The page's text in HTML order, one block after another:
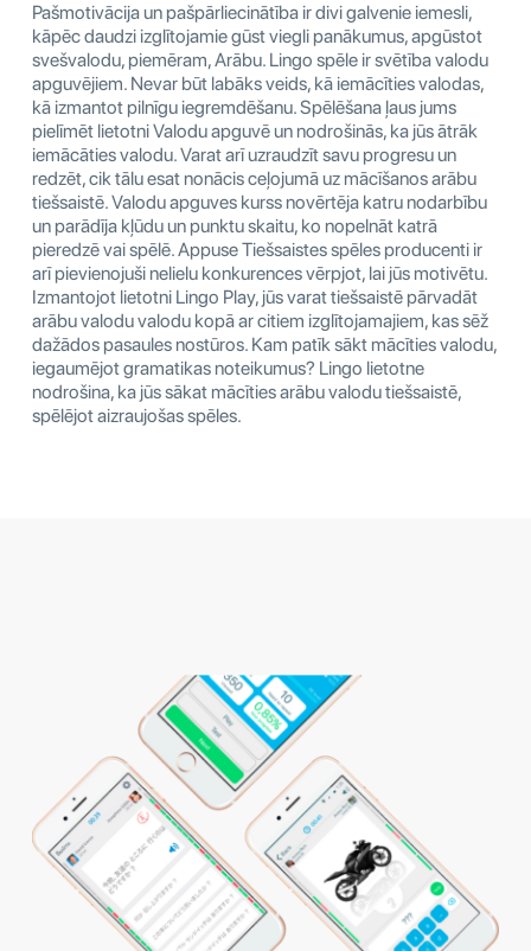
Pašmotivācija un pašpārliecinātība ir divi galvenie iemesli,
kāpēc daudzi izglītojamie gūst viegli panākumus, apgūstot
svešvalodu, piemēram, Arābu. Lingo spēle ir svētība valodu
apguvējiem. Nevar būt labāks veids, kā iemācīties valodas,
kā izmantot pilnīgu iegremdēšanu. Spēlēšana ļaus jums
pielīmēt lietotni Valodu apguvē un nodrošinās, ka jūs ātrāk
iemācāties valodu. Varat arī uzraudzīt savu progresu un
redzēt, cik tālu esat nonācis ceļojumā uz mācīšanos arābu
tiešsaistē. Valodu apguves kurss novērtēja katru nodarbību
un parādīja kļūdu un punktu skaitu, ko nopelnāt katrā
pieredzē vai spēlē. Appuse Tiešsaistes spēles producenti ir
arī pievienojuši nelielu konkurences vērpjot, lai jūs motivētu.
Izmantojot lietotni Lingo Play, jūs varat tiešsaistē pārvadāt
arābu valodu valodu kopā ar citiem izglītojamajiem, kas sēž
dažādos pasaules nostūros. Kam patīk sākt mācīties valodu,
iegaumējot gramatikas noteikumus? Lingo lietotne
nodrošina, ka jūs sākat mācīties arābu valodu tiešsaistē,
spēlējot aizraujošas spēles.